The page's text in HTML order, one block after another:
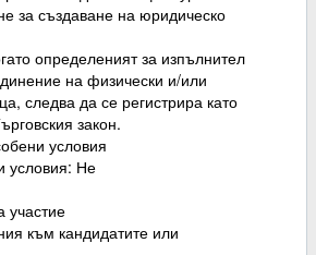
за създаване на юридическо
определеният за изпълнител
на физически и/или
следва да се регистрира като
закон.
условия
условия: Не
участие
към кандидатите или